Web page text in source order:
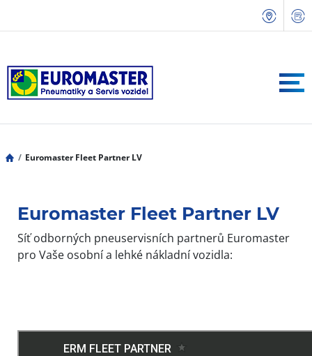
Euromaster Fleet Partner LV
Euromaster Fleet Partner LV
Síť odborných pneuservisních partnerů Euromaster
pro Vaše osobní a lehké nákladní vozidla: